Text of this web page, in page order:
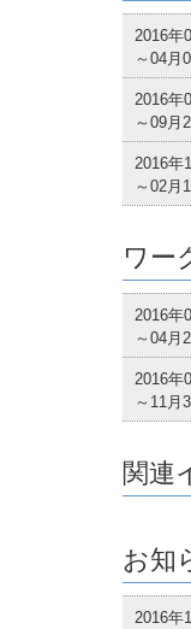
2016年
～04月
2016年
～09月
2016年
～02月
ワー
2016年
～04月
2016年
～11月
関連
お知
2016年